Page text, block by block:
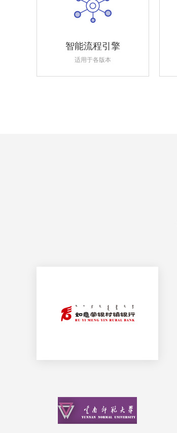
智能流程引擎
适用于各版本